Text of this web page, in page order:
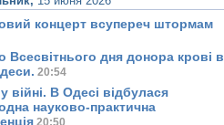
концерт всупереч штормам
Всесвітнього дня донора крові в
20:54
у вiйнi. В Одесi вiдбулася
науково-практична
20:50